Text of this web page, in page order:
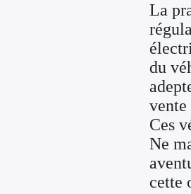
La
du
vente
Ces
Ne
cette